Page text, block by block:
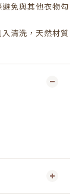
免與其他衣物勾
清洗，天然材質